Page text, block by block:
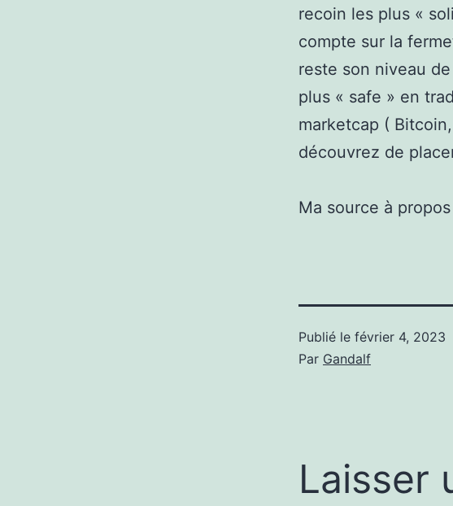
recoin les plus «
compte sur la
reste son niveau
plus « safe » en
marketcap (
découvrez de
Ma source à
Publié le février 4, 2023
Par Gandalf
Laisser